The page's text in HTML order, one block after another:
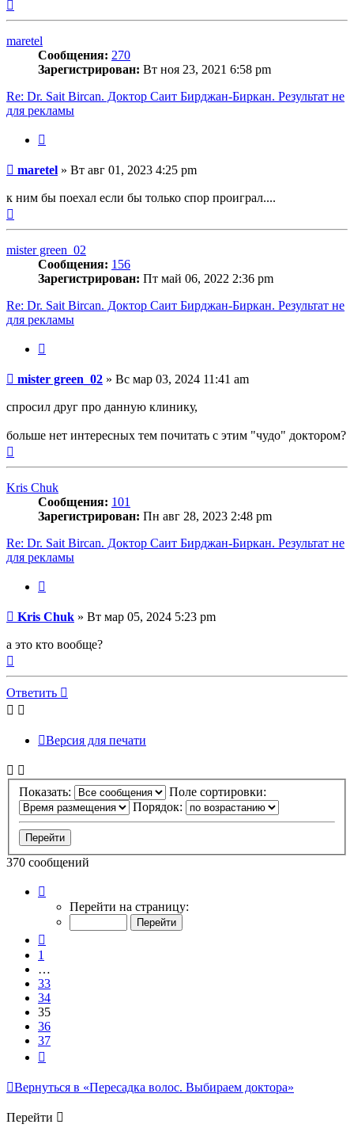
maretel
Сообщения: 270
Зарегистрирован: Вт ноя 23, 2021 6:58 pm
Re: Dr. Sait Bircan. Доктор Саит Бирджан-Биркан. Результат не
для рекламы
Сообщение
maretel » Вт авг 01, 2023 4:25 pm
к ним бы поехал если бы только спор проиграл....
mister green_02
Сообщения: 156
Зарегистрирован: Пт май 06, 2022 2:36 pm
Re: Dr. Sait Bircan. Доктор Саит Бирджан-Биркан. Результат не
для рекламы
Сообщение
mister green_02 » Вс мар 03, 2024 11:41 am
спросил друг про данную клинику,
больше нет интересных тем почитать с этим "чудо" доктором?
Kris Chuk
Сообщения: 101
Зарегистрирован: Пн авг 28, 2023 2:48 pm
Re: Dr. Sait Bircan. Доктор Саит Бирджан-Биркан. Результат не
для рекламы
Сообщение
Kris Chuk » Вт мар 05, 2024 5:23 pm
а это кто вообще?
началу
Ответить
Версия для печати
Показать:
Поле сортировки:
Порядок:
370 сообщений
35
Перейти на страницу:
1
…
33
34
35
36
37
Вернуться в «Пересадка волос. Выбираем доктора»
Перейти